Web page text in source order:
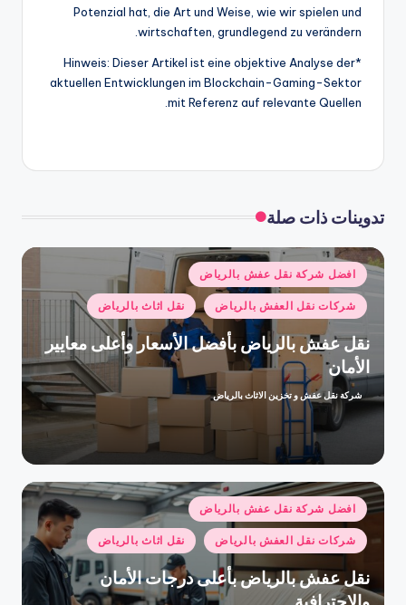
Potenzial hat, die Art und Weise, wie wir spielen und
wirtschaften, grundlegend zu verändern.
*Hinweis: Dieser Artikel ist eine objektive Analyse der
aktuellen Entwicklungen im Blockchain-Gaming-Sektor
mit Referenz auf relevante Quellen.
تدوينات ذات صلة
نُشر
في
افضل شركة نقل عفش بالرياض
شركات نقل العفش بالرياض نقل اثاث بالرياض
نقل عفش بالرياض بأفضل الأسعار وأعلى معايير
الأمان
تمّ
بواسطة
شركة نقل عفش و تخزين الاثاث بالرياض
نُشر
في
افضل شركة نقل عفش بالرياض
شركات نقل العفش بالرياض نقل اثاث بالرياض
نقل عفش بالرياض بأعلى درجات الأمان